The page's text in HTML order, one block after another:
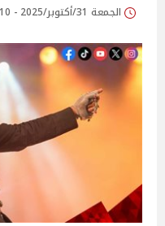
الجمعة 31/أكتوبر/2025 - 01:10 م